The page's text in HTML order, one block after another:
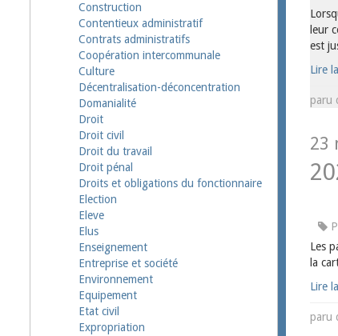
Construction
Contentieux administratif
Contrats administratifs
Coopération intercommunale
Culture
Décentralisation-déconcentration
Domanialité
Droit
Droit civil
Droit du travail
Droit pénal
Droits et obligations du fonctionnaire
Election
Eleve
Elus
Enseignement
Entreprise et société
Environnement
Equipement
Etat civil
Expropriation
leur
est
Lire
paru
23
Les
la
Lire
paru